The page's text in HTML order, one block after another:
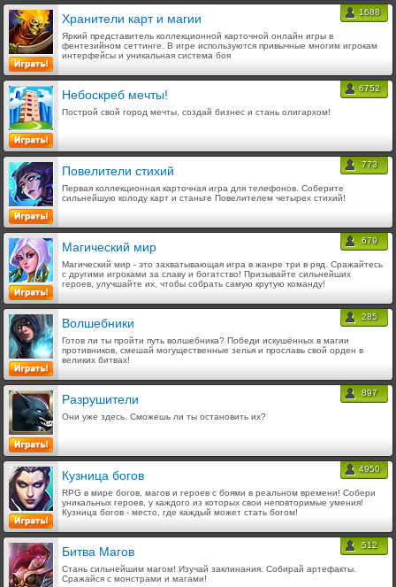
1688
Хранители карт и магии
Яркий представитель коллекционной карточной онлайн игры в
фентезийном сеттинге. В игре используются привычные многим игрокам
интерфейсы и уникальная система боя
6752
Небоскреб мечты!
Построй свой город мечты, создай бизнес и стань олигархом!
773
Повелители стихий
Первая коллекционная карточная игра для телефонов. Соберите
сильнейшую колоду карт и станьте Повелителем четырех стихий!
679
Магический мир
Магический мир - это захватывающая игра в жанре три в ряд. Сражайтесь
с другими игроками за славу и богатство! Призывайте сильнейших
героев, улучшайте их, чтобы собрать самую крутую команду!
285
Волшебники
Готов ли ты пройти путь волшебника? Победи искушённых в магии
противников, смешай могущественные зелья и прославь свой орден в
великих битвах!
897
Разрушители
Они уже здесь. Сможешь ли ты остановить их?
4950
Кузница богов
RPG в мире богов, магов и героев с боями в реальном времени! Собери
уникальных героев, у каждого из которых свои неповторимые умения!
Кузница богов - место, где каждый может стать богом!
512
Битва Магов
Стань сильнейшим магом! Изучай заклинания. Собирай артефакты.
Сражайся с монстрами и магами!